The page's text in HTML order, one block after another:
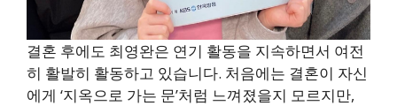
결혼 후에도 최영완은 연기 활동을 지속하면서 여전
히 활발히 활동하고 있습니다. 처음에는 결혼이 자신
에게 ‘지옥으로 가는 문’처럼 느껴졌을지 모르지만,